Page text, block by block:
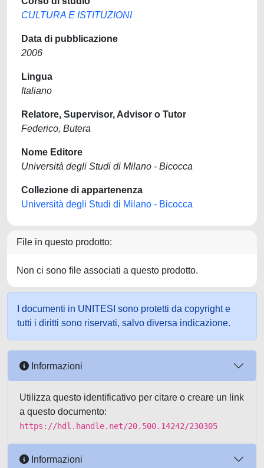
CULTURA E ISTITUZIONI
Data di pubblicazione
2006
Lingua
Italiano
Relatore, Supervisor, Advisor o Tutor
Federico, Butera
Nome Editore
Università degli Studi di Milano - Bicocca
Collezione di appartenenza
Università degli Studi di Milano - Bicocca
File in questo prodotto:
Non ci sono file associati a questo prodotto.
I documenti in UNITESI sono protetti da copyright e
tutti i diritti sono riservati, salvo diversa indicazione.
Informazioni
Utilizza questo identificativo per citare o creare un link
a questo documento:
https://hdl.handle.net/20.500.14242/230305
Informazioni